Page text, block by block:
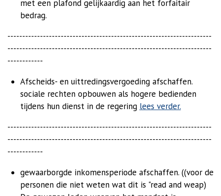
met een plafond gelijkaardig aan het forfaitair
bedrag.
---------------------------------------------------------------------
---------------------------------------------------------------------
------------
Afscheids- en uittredingsvergoeding afschaffen.
sociale rechten opbouwen als hogere bedienden
tijdens hun dienst in de regering lees verder.
---------------------------------------------------------------------
---------------------------------------------------------------------
------------
gewaarborgde inkomensperiode afschaffen. ((voor de
personen die niet weten wat dit is "read and weap)